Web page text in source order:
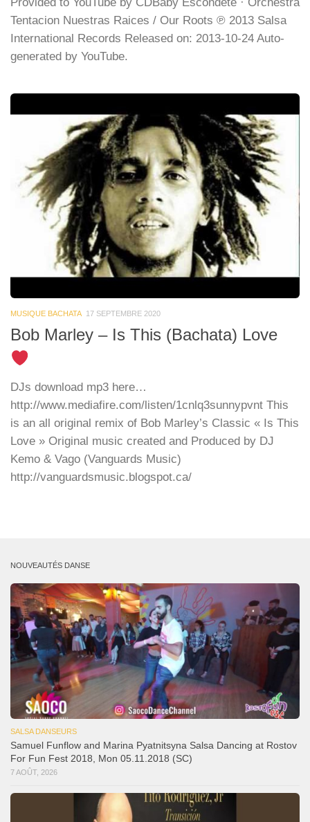
Tentacion Nuestras Raices / Our Roots ℗ 2013 Salsa
International Records Released on: 2013-10-24 Auto-
generated by YouTube.
MUSIQUE BACHATA 17 SEPTEMBRE 2020
Bob Marley – Is This (Bachata) Love
DJs download mp3 here…
http://www.mediafire.com/listen/1cnlq3sunnypvnt This
is an all original remix of Bob Marley’s Classic « Is This
Love » Original music created and Produced by DJ
Kemo & Vago (Vanguards Music)
http://vanguardsmusic.blogspot.ca/
NOUVEAUTÉS DANSE
SALSA DANSEURS
Samuel Funflow and Marina Pyatnitsyna Salsa Dancing at Rostov
For Fun Fest 2018, Mon 05.11.2018 (SC)
7 AOÛT, 2026